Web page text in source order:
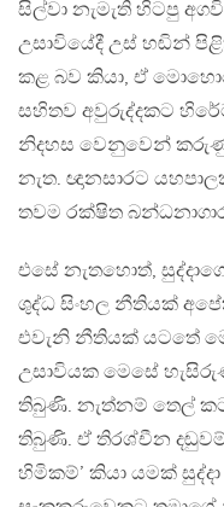
සිල්වා නැමැති හිටපු
උසාවියේදී උස් හඬින්
කළ බව කියා, ඒ
සහිතව අවුරුද්දකට
නිදහස වෙනුවෙන් කරුණු
නැත. ඥානසාරට
තවම රක්ෂිත
එසේ නැතහොත්,
ශුද්ධ සිංහල නීතියක්
එවැනි නීතියක් යටතේ
උසාවියක මෙසේ
තිබුණි. නැත්නම් තෙල්
තිබුණි. ඒ තිරශ්චීන දඬුවම්
හිමිකම්’ කියා යමක්